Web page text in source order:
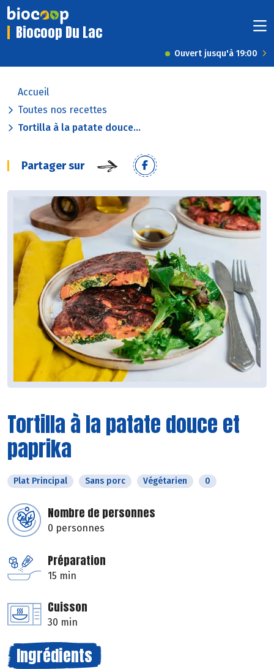
Biocoop Du Lac
Ouvert jusqu'à 19:00
Accueil
Toutes nos recettes
Tortilla à la patate douce...
Partager sur
Tortilla à la patate douce et
paprika
Plat Principal Sans porc Végétarien 0
Nombre de personnes
0 personnes
Préparation
15 min
Cuisson
30 min
Ingrédients